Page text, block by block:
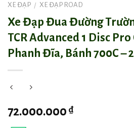
XE ĐẠP / XE ĐẠP ROAD
Xe Đạp Đua Đường
TCR Advanced 1 Disc
Phanh Đĩa, Bánh 700C –
72.000.000 ₫